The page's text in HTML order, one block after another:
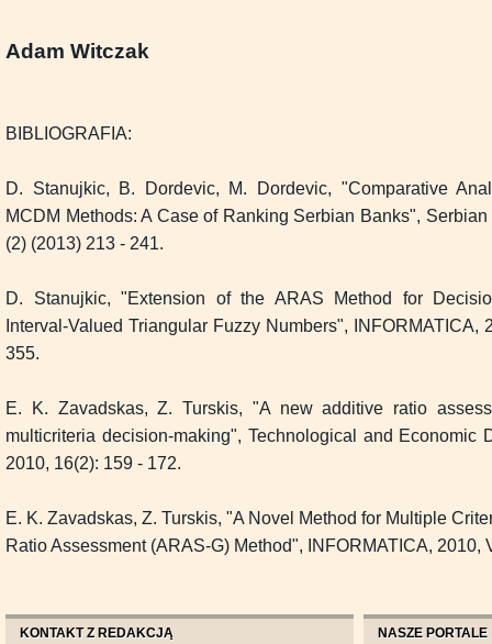
Adam Witczak
BIBLIOGRAFIA:
D. Stanujkic, B. Dordevic, M. Dordevic, "Comparative
MCDM Methods: A Case of Ranking Serbian Banks",
(2) (2013) 213 - 241.
D. Stanujkic, "Extension of the ARAS Method for
Interval-Valued Triangular Fuzzy Numbers", INFORMATICA,
355.
E. K. Zavadskas, Z. Turskis, "A new additive ratio
multicriteria decision-making", Technological and Economic
2010, 16(2): 159 - 172.
E. K. Zavadskas, Z. Turskis, "A Novel Method for Multiple
Ratio Assessment (ARAS-G) Method", INFORMATICA, 2010,
KONTAKT Z REDAKCJĄ NASZE PORTALE